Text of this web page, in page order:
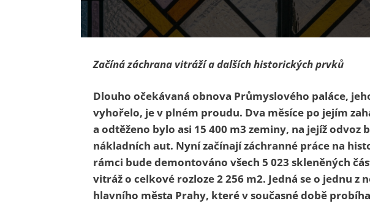
Začíná záchrana vitráží a dalších historických prvků
Dlouho očekávaná obnova Průmyslového paláce,
vyhořelo, je v plném proudu. Dva měsíce po jejím
a odtěženo bylo asi 15 400 m3 zeminy, na jejíž odvoz
nákladních aut. Nyní začínají záchranné práce na
rámci bude demontováno všech 5 023 skleněných
vitráž o celkové rozloze 2 256 m2. Jedná se o jednu z
hlavního města Prahy, které v současné době